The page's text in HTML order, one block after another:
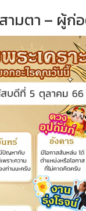
ามตา – ผู้ก่